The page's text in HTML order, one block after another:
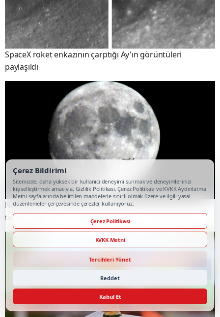
SpaceX roket enkazının çarptığı Ay'ın görüntüleri
paylaşıldı
NASA Ay Üssü projesinde tarihi eşik: 4 ticari araç final
testlerinde
Çerez Bildirimi
Sitemizde, daha yüksek bir kullanıcı deneyimi sunmak ve deneyimlerinizi
kişiselleştirmek amacıyla, Gizlilik Politikası, Çerez Politikası ve KVKK Aydınlatma
Metni sayfalarında belirtilen maddelerle sınırlı olmak üzere ve ilgili yasal
düzenlemeler çerçevesinde çerezler kullanıyoruz.
Çerez Politikası
KVKK Metni
Tercihleri Yönet
Reddet
Kabul Et